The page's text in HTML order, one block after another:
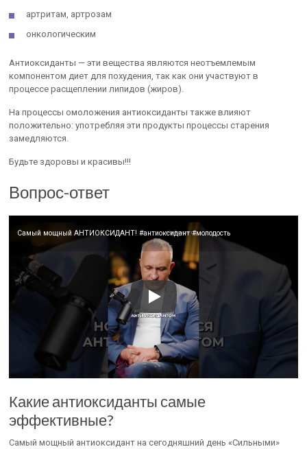
артритам, артрозам
онкологическим
Антиоксиданты — эти вещества являются неотъемлемым
компонентом диет для похудения, так как они участвуют в
процессе расщеплении липидов (жиров).
На процессы омоложения антиоксиданты также влияют
положительно: употребляя эти продукты процессы старения
замедляются.
Будьте здоровы и красивы!!!
Вопрос-ответ
Самый мощный АНТИОКСИДАНТ! #антиоксидант #молодость
Какие антиоксиданты самые
эффективные?
Самый мощный антиоксидант на сегодняшний день «Сильными»